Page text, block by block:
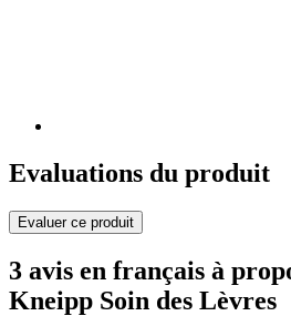
Evaluations du produit
Evaluer ce produit
3 avis en français à
Kneipp Soin des Lèvres